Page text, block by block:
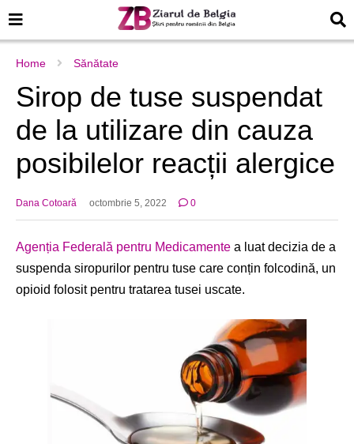
Home Sănătate
Sirop de tuse suspendat
de la utilizare din cauza
posibilelor reacții alergice
Dana Cotoară octombrie 5, 2022 0
Agenția Federală pentru Medicamente a luat decizia de a
suspenda siropurilor pentru tuse care conțin folcodină, un
opioid folosit pentru tratarea tusei uscate.